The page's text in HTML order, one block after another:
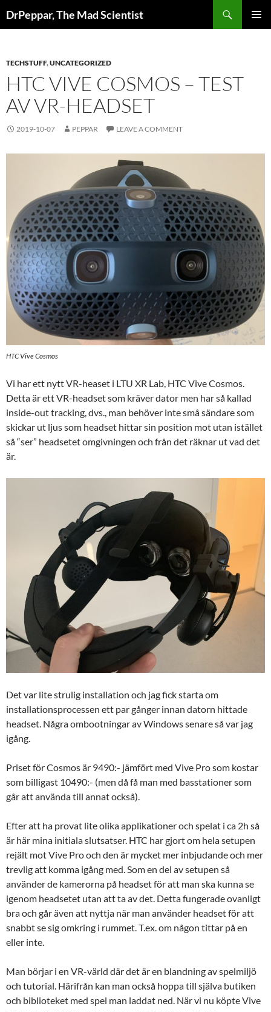
toDrPeppar, The Mad Scientist
TECHSTUFF,UNCATEGORIZED
HTC VIVE COSMOS – TEST
AV VR-HEADSET
2019-10-07 PEPPAR LEAVE A COMMENT
HTC Vive Cosmos
Vi har ett nytt VR-heaset i LTU XR Lab, HTC Vive Cosmos.
Detta är ett VR-headset som kräver dator men har så kallad
inside-out tracking, dvs., man behöver inte små sändare som
skickar ut ljus som headset hittar sin position mot utan istället
så “ser” headsetet omgivningen och från det räknar ut vad det
är.
Det var lite strulig installation och jag fick starta om
installationsprocessen ett par gånger innan datorn hittade
headset. Några ombootningar av Windows senare så var jag
igång.
Priset för Cosmos är 9490:- jämfört med Vive Pro som kostar
som billigast 10490:- (men då få man med basstationer som
går att använda till annat också).
Efter att ha provat lite olika applikationer och spelat i ca 2h så
är här mina initiala slutsatser. HTC har gjort om hela setupen
rejält mot Vive Pro och den är mycket mer inbjudande och mer
trevlig att komma igång med. Som en del av setupen så
använder de kamerorna på headset för att man ska kunna se
igenom headsetet utan att ta av det. Detta fungerade ovanligt
bra och går även att nyttja när man använder headset för att
snabbt se sig omkring i rummet. T.ex. om någon tittar på en
eller inte.
Man börjar i en VR-värld där det är en blandning av spelmiljö
och tutorial. Härifrån kan man också hoppa till själva butiken
och biblioteket med spel man laddat ned. När vi nu köpte Vive